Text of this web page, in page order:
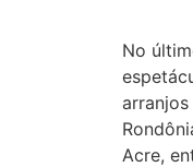
No
Acre,